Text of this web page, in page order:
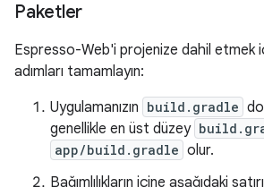
Paketler
Espresso-Web'i projenize dahil etmek
adımları tamamlayın:
Uygulamanızın build.gradle
genellikle en üst düzey
app/build.gradle olur.
Bağımlılıkların içine aşağıdaki